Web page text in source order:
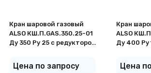
Кран шаровой газовый
ALSO КШ.П.GAS.350.25-01
Ду 350 Ру 25 с редуктором
приварку
Цена по запросу
Кран
ALSO
Ду 400 Ру
приварку
Цена